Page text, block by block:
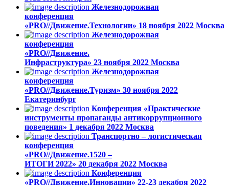
Железнодорожная
конференция
«PRO//Движение.Технологии» 18 ноября 2022 Москва
Железнодорожная
конференция
«PRO//Движение.
Инфраструктура» 23 ноября 2022 Москва
Железнодорожная
конференция
«PRO//Движение.Туризм» 30 ноября 2022
Екатеринбург
Конференция «Практические
инструменты пропаганды антикоррупционного
поведения» 1 декабря 2022 Москва
Транспортно – логистическая
конференция
«PRO//Движение.1520 –
ИТОГИ 2022» 20 декабря 2022 Москва
Конференция
«PRO//Движение.Инновации» 22-23 декабря 2022